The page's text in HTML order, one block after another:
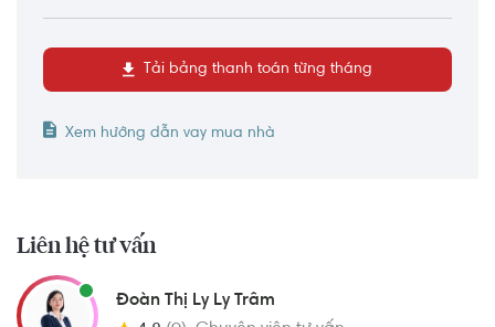
Tải bảng thanh toán từng tháng
Xem hướng dẫn vay mua nhà
Liên hệ tư vấn
Đoàn Thị Ly Ly Trâm